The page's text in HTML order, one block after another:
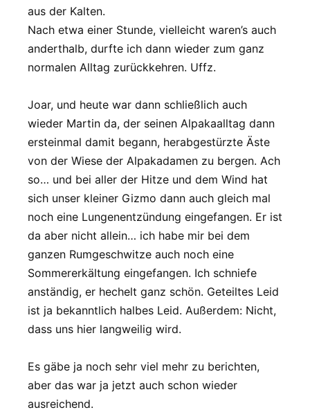
aus der Kalten.
Nach etwa einer Stunde, vielleicht waren’s auch
anderthalb, durfte ich dann wieder zum ganz
normalen Alltag zurückkehren. Uffz.
Joar, und heute war dann schließlich auch
wieder Martin da, der seinen Alpakaalltag dann
ersteinmal damit begann, herabgestürzte Äste
von der Wiese der Alpakadamen zu bergen. Ach
so… und bei aller der Hitze und dem Wind hat
sich unser kleiner Gizmo dann auch gleich mal
noch eine Lungenentzündung eingefangen. Er ist
da aber nicht allein… ich habe mir bei dem
ganzen Rumgeschwitze auch noch eine
Sommererkältung eingefangen. Ich schniefe
anständig, er hechelt ganz schön. Geteiltes Leid
ist ja bekanntlich halbes Leid. Außerdem: Nicht,
dass uns hier langweilig wird.
Es gäbe ja noch sehr viel mehr zu berichten,
aber das war ja jetzt auch schon wieder
ausreichend.